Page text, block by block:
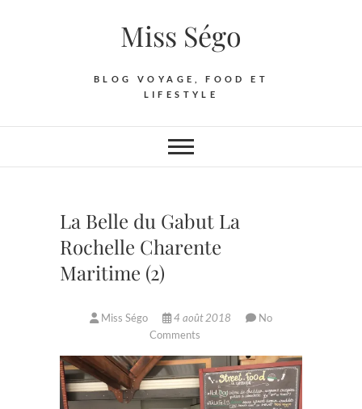
Miss Ségo
BLOG VOYAGE, FOOD ET
LIFESTYLE
La Belle du Gabut La
Rochelle Charente
Maritime (2)
Miss Ségo 4 août 2018
No
Comments